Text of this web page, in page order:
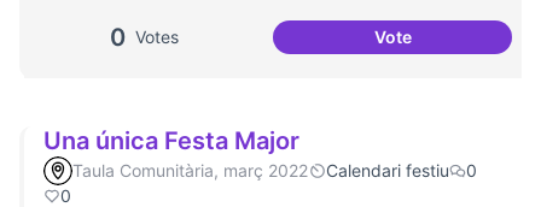
0 Votes VoteAniversari de Can
Una única Festa Major
Taula Comunitària, març 2022 Calendari festiu
0
0